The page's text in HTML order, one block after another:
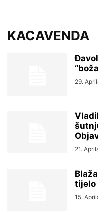
KACAVENDA
29.
21.
tijelo
15.